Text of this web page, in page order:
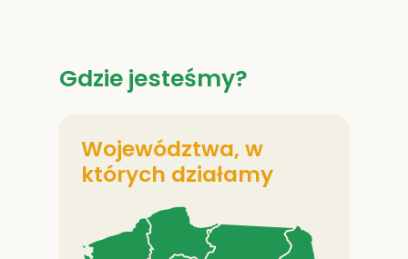
Gdzie jesteśmy?
Województwa, w
których działamy